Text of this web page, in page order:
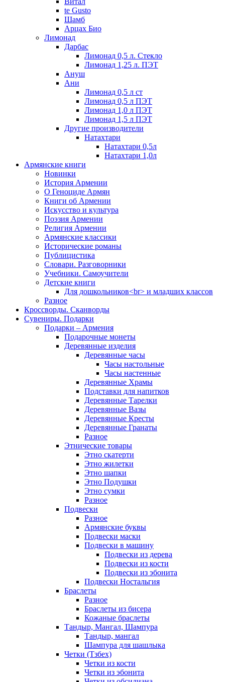
te Gusto
Шамб
Арцах Био
Лимонад
Дарбас
Лимонад 0,5 л. Стекло
Лимонад 1,25 л. ПЭТ
Ануш
Ани
Лимонад 0,5 л ст
Лимонад 0,5 л ПЭТ
Лимонад 1,0 л ПЭТ
Лимонад 1,5 л ПЭТ
Другие производители
Натахтари
Натахтари 0,5л
Натахтари 1,0л
Армянские книги
Новинки
История Армении
О Геноциде Армян
Книги об Армении
Иcкусство и культура
Поэзия Армении
Религия Армении
Армянские классики
Исторические романы
Публицистика
Словари. Разговорники
Учебники. Самоучители
Детские книги
Для дошкольников<br> и младших классов
Разное
Кроссворды. Сканворды
Сувениры. Подарки
Подарки – Армения
Подарочные монеты
Деревянные изделия
Деревянные часы
Часы настольные
Часы настенные
Деревянные Храмы
Подставки для напитков
Деревянные Тарелки
Деревянные Вазы
Деревянные Кресты
Деревянные Гранаты
Разное
Этнические товары
Этно скатерти
Этно жилетки
Этно шапки
Этно Подушки
Этно сумки
Разное
Подвески
Разное
Армянские буквы
Подвески маски
Подвески в машину
Подвески из дерева
Подвески из кости
Подвески из эбонита
Подвески Ностальгия
Браслеты
Разное
Браслеты из бисера
Кожаные браслеты
Тандыр, Мангал, Шампура
Тандыр, мангал
Шампура для шашлыка
Четки (Тзбех)
Четки из кости
Четки из эбонита